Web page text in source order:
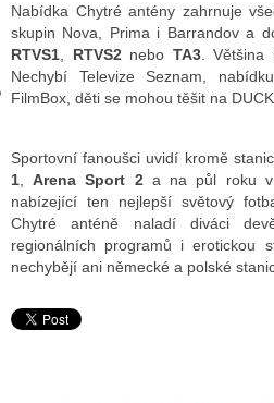
DISKUTÉRA NA RADIOTV
STARŠÍCH DISKUZÍ
Nabídka Chytré antény zahrnuje
skupin Nova, Prima i Barrandov a
RTVS1
RTVS2nebo TA3. Většina
Nechybí Televize Seznam,
FilmBox, děti se mohou těšit na
Sportovní fanoušci uvidí kromě
1 ,Arena Sport 2a na půl roku v
nabízející ten nejlepší světový
Chytré anténě naladí diváci
regionálních programů i erotickou
nechybějí ani německé a polské